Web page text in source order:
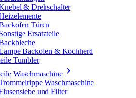
& Drehschalter
Türen
Sonstige Ersatzteile
Backofen & Kochherd
Tumbler
Waschmaschine 
Waschmaschine
und Filter